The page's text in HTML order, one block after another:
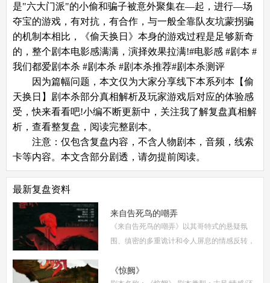
是"六大门派"的小偷和骗子被意外聚集在—起，进行—场
夺宝的游戏，有对抗，有合作，与一般全靠队友坑蒙拐骗
的机制本相比，《偷天换日》本身的游戏过程是足够新奇
的，整个剧本电影感满满，演择效果拉满!#电影感 #剧本 #
我们都爱剧本杀 #剧本杀 #剧本杀推荐#剧本杀测评
因为篇幅问题，本文仅为大家分享线下本系列本【偷
天换日】剧本杀部分真相解析及玩家游戏后对应的体验感
受，快来看看吧!小编不断更新中，关注我了解复盘真相解
析，查看整复盘，阅读完整剧本。
注意：仅包含复盘内容，不含人物剧本，音频，线索
卡等内容。本文含部分剧透，请勿提前阅读。
最新复盘资料
来自告死鸟的嘲弄
《来自告死鸟的嘲弄》以其哥特式的悬疑氛
围、缜密的多重诡计和令人屏息的情感反转，
南将从线索流程梳理、角色任务解析、核心诡
《惊阙》